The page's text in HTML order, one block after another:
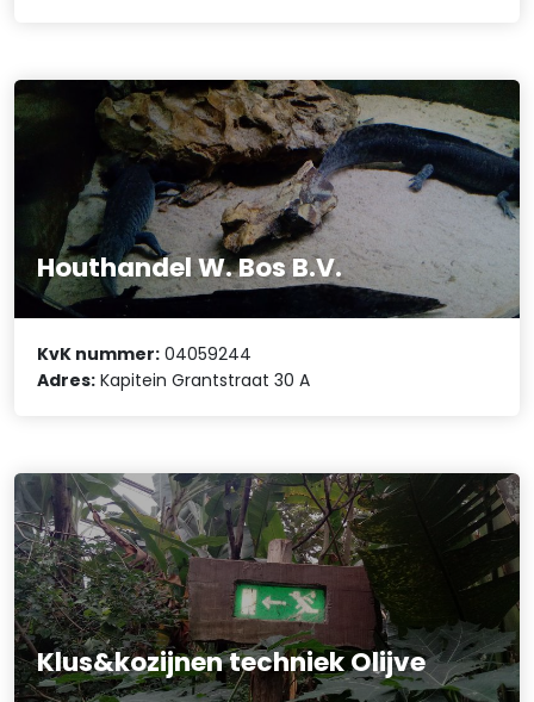
Houthandel W. Bos B.V.
KvK nummer: 04059244
Adres: Kapitein Grantstraat 30 A
Klus&kozijnen techniek Olijve